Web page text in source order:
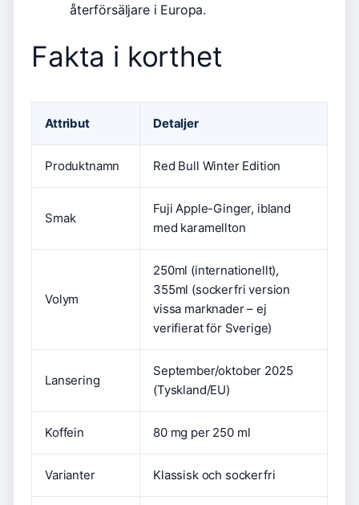
återförsäljare i Europa.
Fakta i korthet
Attribut Detaljer
Produktnamn Red Bull Winter Edition
Smak
Fuji Apple-Ginger, ibland
med karamellton
Volym
250ml (internationellt),
355ml (sockerfri version
vissa marknader – ej
verifierat för Sverige)
Lansering
September/oktober 2025
(Tyskland/EU)
Koffein 80 mg per 250 ml
Varianter Klassisk och sockerfri